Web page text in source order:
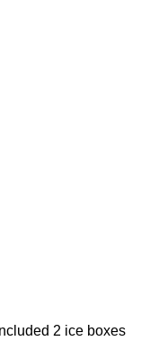
2 ice boxes